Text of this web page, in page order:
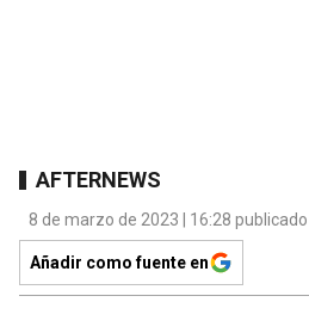
AFTERNEWS
8 de marzo de 2023 | 16:28
Añadir como fuente en